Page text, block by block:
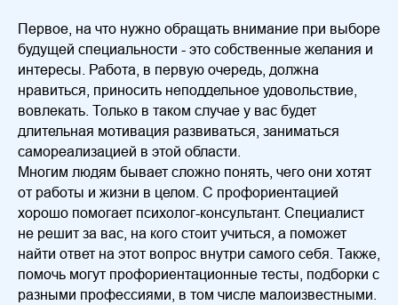
Первое, на что нужно обращать внимание при выборе
будущей специальности - это собственные желания и
интересы. Работа, в первую очередь, должна
нравиться, приносить неподдельное удовольствие,
вовлекать. Только в таком случае у вас будет
длительная мотивация развиваться, заниматься
самореализацией в этой области.
Многим людям бывает сложно понять, чего они хотят
от работы и жизни в целом. С профориентацией
хорошо помогает психолог-консультант. Специалист
не решит за вас, на кого стоит учиться, а поможет
найти ответ на этот вопрос внутри самого себя. Также,
помочь могут профориентационные тесты, подборки с
разными профессиями, в том числе малоизвестными.